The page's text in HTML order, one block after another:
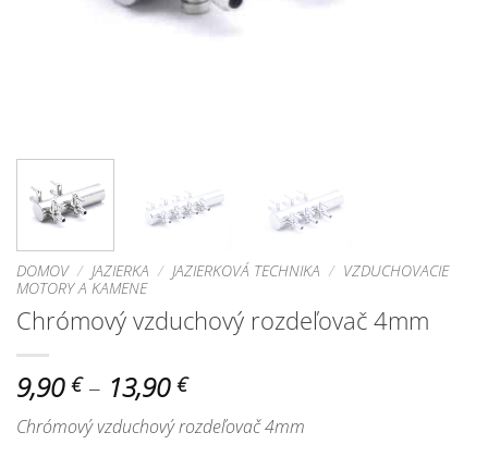
DOMOV / JAZIERKA / JAZIERKOVÁ TECHNIKA / VZDUCHOVACIE
MOTORY A KAMENE
Chrómový vzduchový rozdeľovač 4mm
9,90 € – 13,90 €Price
range:
9,90 €
Chrómový vzduchový rozdeľovač 4mm